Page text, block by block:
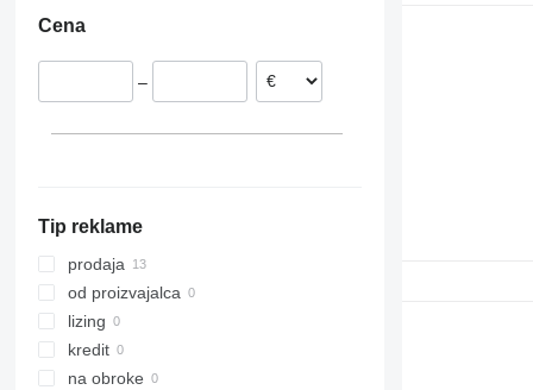
Cena
–
Tip reklame
prodaja
od proizvajalca
lizing
kredit
na obroke